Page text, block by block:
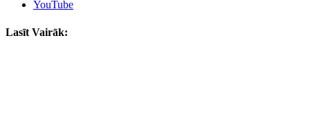
YouTube
Lasīt Vairāk: